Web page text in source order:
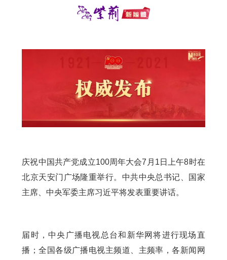
庆祝中国共产党成立100周年大会7月1日上午8时在
北京天安门广场隆重举行。中共中央总书记、国家
主席、中央军委主席习近平将发表重要讲话。
届时，中央广播电视总台和新华网将进行现场直
播；全国各级广播电视主频道、主频率，各新闻网